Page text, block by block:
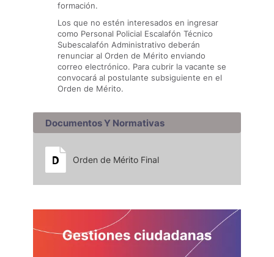
formación.
Los que no estén interesados en ingresar
como Personal Policial Escalafón Técnico
Subescalafón Administrativo deberán
renunciar al Orden de Mérito enviando
correo electrónico. Para cubrir la vacante se
convocará al postulante subsiguiente en el
Orden de Mérito.
Documentos Y Normativas
Orden de Mérito Final